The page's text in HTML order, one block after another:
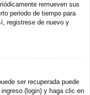
remueven sus
periodo de tiempo para
registrese de nuevo y
ser recuperada puede
(login) y haga clic en